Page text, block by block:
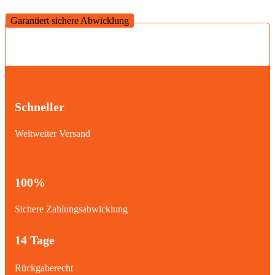
Garantiert sichere Abwicklung
Schneller
Weltweiter Versand
100%
Sichere Zahlungsabwicklung
14 Tage
Rückgaberecht